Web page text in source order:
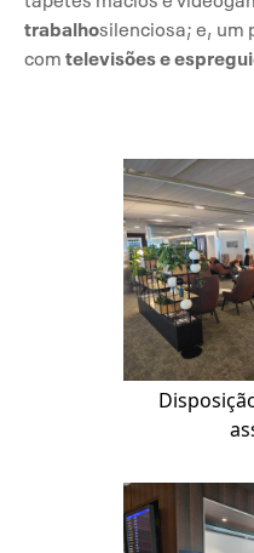
trabalhosilenciosa; e, um
comtelevisões e